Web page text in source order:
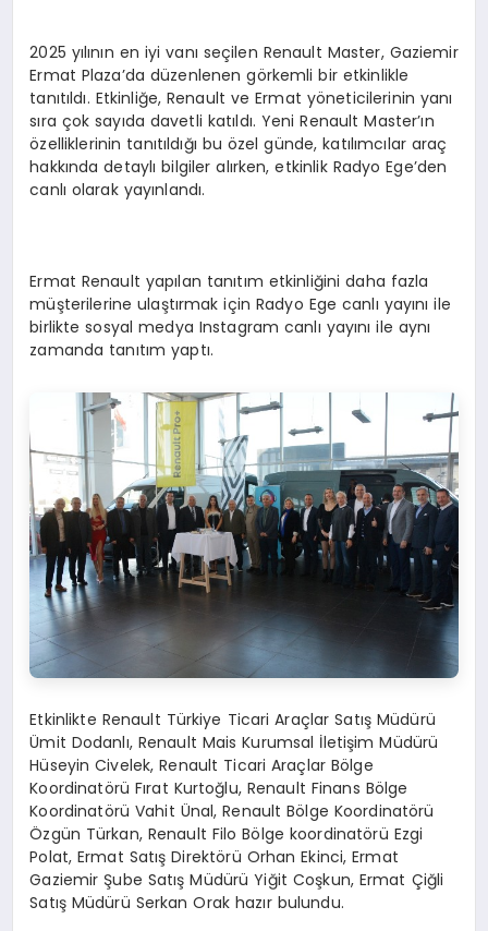
2025 yılının en iyi vanı seçilen Renault Master, Gaziemir
Ermat Plaza’da düzenlenen görkemli bir etkinlikle
tanıtıldı. Etkinliğe, Renault ve Ermat yöneticilerinin yanı
sıra çok sayıda davetli katıldı. Yeni Renault Master’ın
özelliklerinin tanıtıldığı bu özel günde, katılımcılar araç
hakkında detaylı bilgiler alırken, etkinlik Radyo Ege’den
canlı olarak yayınlandı.
Ermat Renault yapılan tanıtım etkinliğini daha fazla
müşterilerine ulaştırmak için Radyo Ege canlı yayını ile
birlikte sosyal medya Instagram canlı yayını ile aynı
zamanda tanıtım yaptı.
Etkinlikte Renault Türkiye Ticari Araçlar Satış Müdürü
Ümit Dodanlı, Renault Mais Kurumsal İletişim Müdürü
Hüseyin Civelek, Renault Ticari Araçlar Bölge
Koordinatörü Fırat Kurtoğlu, Renault Finans Bölge
Koordinatörü Vahit Ünal, Renault Bölge Koordinatörü
Özgün Türkan, Renault Filo Bölge koordinatörü Ezgi
Polat, Ermat Satış Direktörü Orhan Ekinci, Ermat
Gaziemir Şube Satış Müdürü Yiğit Coşkun, Ermat Çiğli
Satış Müdürü Serkan Orak hazır bulundu.